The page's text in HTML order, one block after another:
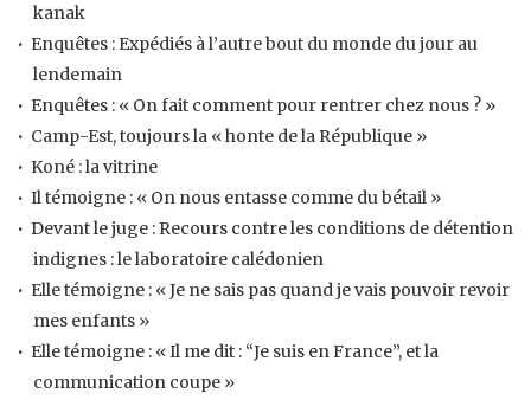
kanak
Enquêtes : Expédiés à l’autre bout du monde du jour au
lendemain
Enquêtes : « On fait comment pour rentrer chez nous ? »
Camp-Est, toujours la « honte de la République »
Koné : la vitrine
Il témoigne : « On nous entasse comme du bétail »
Devant le juge : Recours contre les conditions de détention
indignes : le laboratoire calédonien
Elle témoigne : « Je ne sais pas quand je vais pouvoir revoir
mes enfants »
Elle témoigne : « Il me dit : “Je suis en France”, et la
communication coupe »